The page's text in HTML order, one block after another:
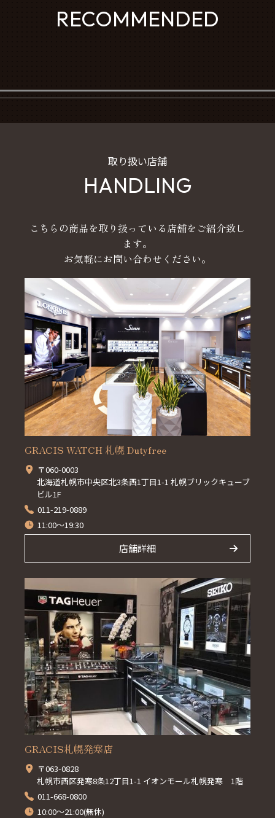
RECOMMENDED
取り扱い店舗
HANDLING
こちらの商品を取り扱っている店舗をご紹介致し
ます。
お気軽にお問い合わせください。
GRACIS WATCH 札幌 Dutyfree
〒060-0003
北海道札幌市中央区北3条西1丁目1-1 札幌ブリックキューブ
ビル1F
011-219-0889
11:00～19:30
店舗詳細
GRACIS札幌発寒店
〒063-0828
札幌市西区発寒8条12丁目1-1 イオンモール札幌発寒 1階
011-668-0800
10:00～21:00(無休)